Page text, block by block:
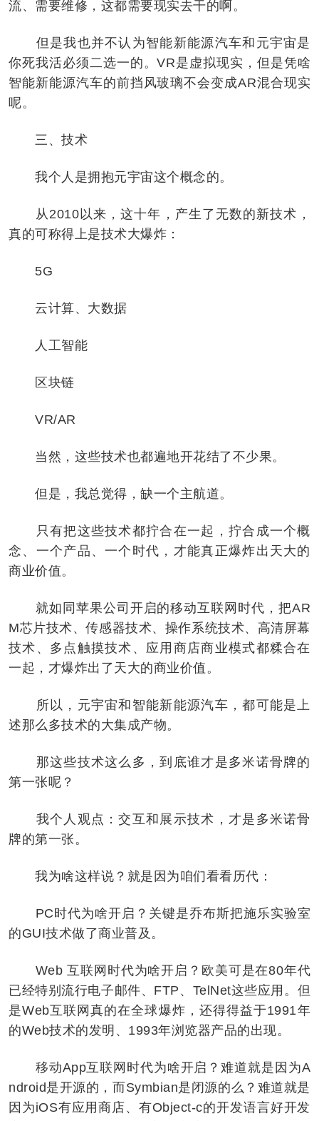
流、需要维修，这都需要现实去干的啊。
但是我也并不认为智能新能源汽车和元宇宙是
你死我活必须二选一的。VR是虚拟现实，但是凭啥
智能新能源汽车的前挡风玻璃不会变成AR混合现实
呢。
三、技术
我个人是拥抱元宇宙这个概念的。
从2010以来，这十年，产生了无数的新技术，
真的可称得上是技术大爆炸：
5G
云计算、大数据
人工智能
区块链
VR/AR
当然，这些技术也都遍地开花结了不少果。
但是，我总觉得，缺一个主航道。
只有把这些技术都拧合在一起，拧合成一个概
念、一个产品、一个时代，才能真正爆炸出天大的
商业价值。
就如同苹果公司开启的移动互联网时代，把AR
M芯片技术、传感器技术、操作系统技术、高清屏幕
技术、多点触摸技术、应用商店商业模式都糅合在
一起，才爆炸出了天大的商业价值。
所以，元宇宙和智能新能源汽车，都可能是上
述那么多技术的大集成产物。
那这些技术这么多，到底谁才是多米诺骨牌的
第一张呢？
我个人观点：交互和展示技术，才是多米诺骨
牌的第一张。
我为啥这样说？就是因为咱们看看历代：
PC时代为啥开启？关键是乔布斯把施乐实验室
的GUI技术做了商业普及。
Web 互联网时代为啥开启？欧美可是在80年代
已经特别流行电子邮件、FTP、TelNet这些应用。但
是Web互联网真的在全球爆炸，还得得益于1991年
的Web技术的发明、1993年浏览器产品的出现。
移动App互联网时代为啥开启？难道就是因为A
ndroid是开源的，而Symbian是闭源的么？难道就是
因为iOS有应用商店、有Object-c的开发语言好开发